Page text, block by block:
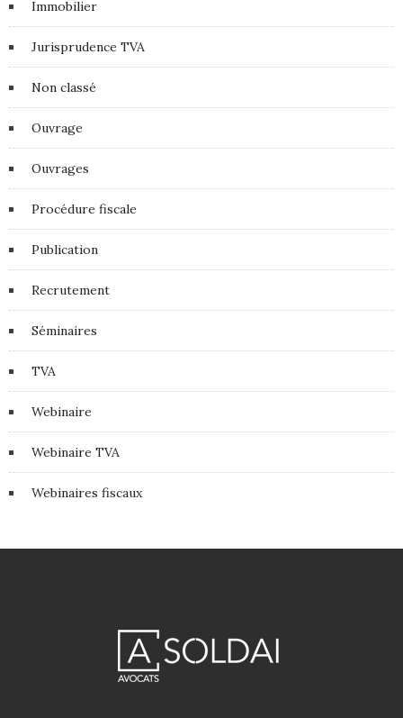
Immobilier
Jurisprudence TVA
Non classé
Ouvrage
Ouvrages
Procédure fiscale
Publication
Recrutement
Séminaires
TVA
Webinaire
Webinaire TVA
Webinaires fiscaux